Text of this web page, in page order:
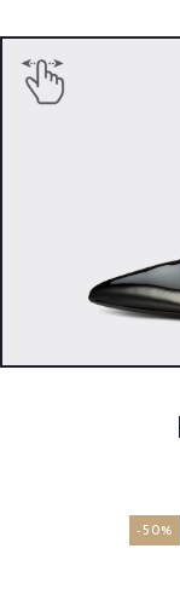
-50%